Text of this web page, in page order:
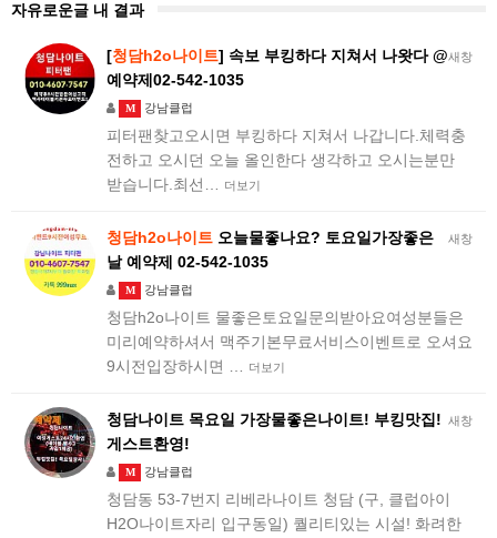
자유로운글 내 결과
새창
[청담h2o나이트] 속보 부킹하다 지쳐서 나왓다 @
예약제02-542-1035
M 강남클럽
피터팬찾고오시면 부킹하다 지쳐서 나갑니다.체력충
전하고 오시던 오늘 올인한다 생각하고 오시는분만
받습니다.최선…
더보기
새창
청담h2o나이트 오늘물좋나요? 토요일가장좋은
날 예약제 02-542-1035
M 강남클럽
청담h2o나이트 물좋은토요일문의받아요여성분들은
미리예약하셔서 맥주기본무료서비스이벤트로 오셔요
9시전입장하시면 …
더보기
새창
청담나이트 목요일 가장물좋은나이트! 부킹맛집!
게스트환영!
M 강남클럽
청담동 53-7번지 리베라나이트 청담 (구, 클럽아이
H2O나이트자리 입구동일) 퀄리티있는 시설! 화려한